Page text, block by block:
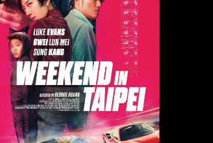
Trailer